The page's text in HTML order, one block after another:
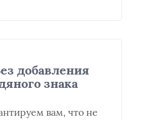
добавления
знака
вам, что не